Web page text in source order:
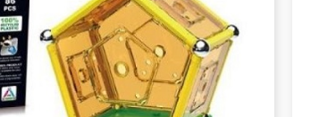
Bruder
Οχήματα
Πίστες-Γκαράζ
Παιχνίδια Ρόλων-Μίμησης
Play Set